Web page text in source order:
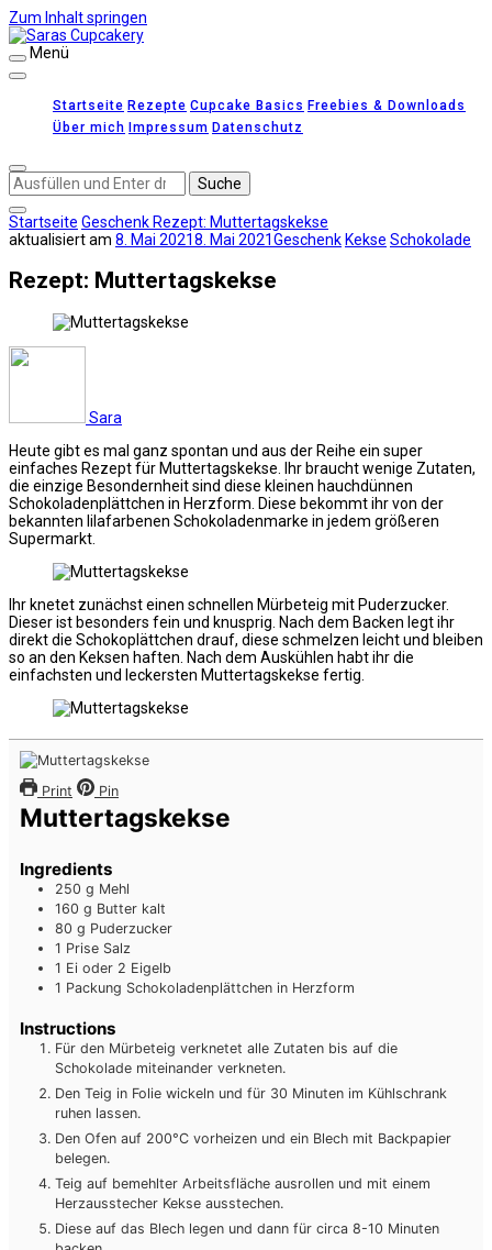
Zum Inhalt springen
Menü
Startseite Rezepte Cupcake Basics Freebies & Downloads
Über mich Impressum Datenschutz
Suchst
du
nach
etwas?
Startseite Geschenk Rezept: Muttertagskekse
aktualisiert am 8. Mai 20218. Mai 2021Geschenk Kekse Schokolade
Rezept: Muttertagskekse
Sara
Heute gibt es mal ganz spontan und aus der Reihe ein super
einfaches Rezept für Muttertagskekse. Ihr braucht wenige Zutaten,
die einzige Besondernheit sind diese kleinen hauchdünnen
Schokoladenplättchen in Herzform. Diese bekommt ihr von der
bekannten lilafarbenen Schokoladenmarke in jedem größeren
Supermarkt.
Ihr knetet zunächst einen schnellen Mürbeteig mit Puderzucker.
Dieser ist besonders fein und knusprig. Nach dem Backen legt ihr
direkt die Schokoplättchen drauf, diese schmelzen leicht und bleiben
so an den Keksen haften. Nach dem Auskühlen habt ihr die
einfachsten und leckersten Muttertagskekse fertig.
Print Pin
Muttertagskekse
Ingredients
250 g Mehl
160 g Butter kalt
80 g Puderzucker
1 Prise Salz
1 Ei oder 2 Eigelb
1 Packung Schokoladenplättchen in Herzform
Instructions
Für den Mürbeteig verknetet alle Zutaten bis auf die
Schokolade miteinander verkneten.
Den Teig in Folie wickeln und für 30 Minuten im Kühlschrank
ruhen lassen.
Den Ofen auf 200°C vorheizen und ein Blech mit Backpapier
belegen.
Teig auf bemehlter Arbeitsfläche ausrollen und mit einem
Herzausstecher Kekse ausstechen.
Diese auf das Blech legen und dann für circa 8-10 Minuten